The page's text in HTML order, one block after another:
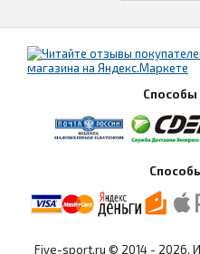
Способы
Five-sport.ru © 2014 - 2026.